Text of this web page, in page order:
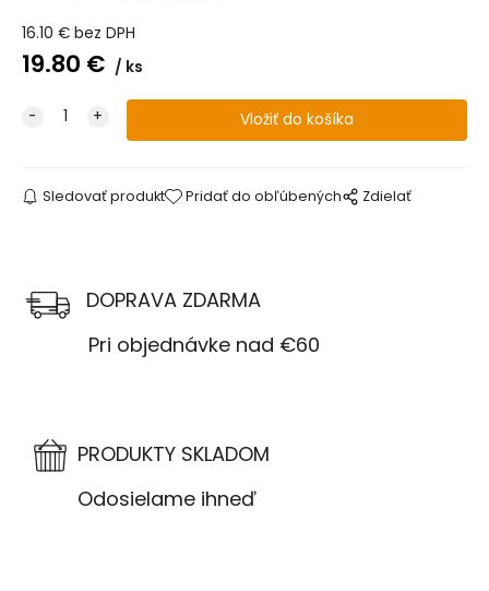
16.10 € bez DPH
19.80 € ks
Sledovať produkt Pridať do obľúbených Zdielať
DOPRAVA ZDARMA
Pri objednávke nad €60
PRODUKTY SKLADOM
Odosielame ihneď